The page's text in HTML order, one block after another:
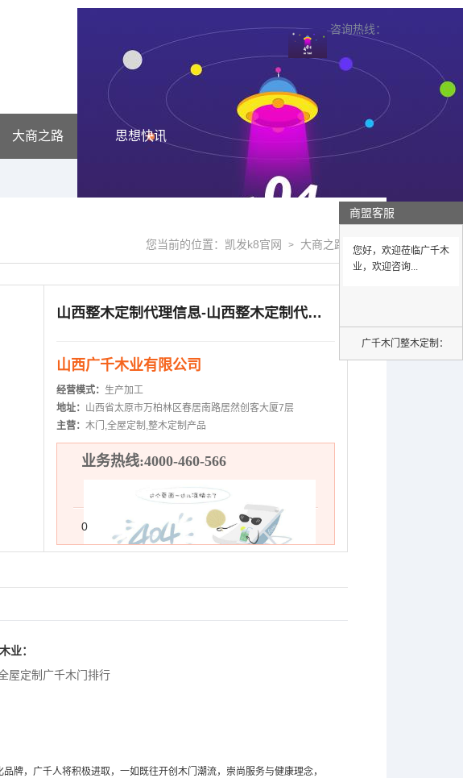
咨询热线：
大商之路 思想快讯
您当前的位置： 凯发k8官网 > 大商之路 >
山西整木定制代理信息-山西整木定制代理-广千木业
山西广千木业有限公司
经营模式： 生产加工
地址： 山西省太原市万柏林区春居南路居然创客大厦7层
主营：木门,全屋定制,整木定制产品
业务热线:4000-460-566
0
业：
屋定制广千木门排行
牌，广千人将积极进取，一如既往开创木门潮流，崇尚服务与健康理念，
商盟客服
您好，欢迎莅临广千木
业，欢迎咨询...
广千木门整木定制：